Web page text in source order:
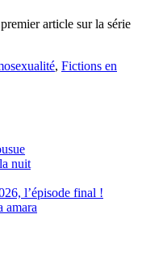
article sur la série
, Fictions en
nuit
l’épisode final !
amara